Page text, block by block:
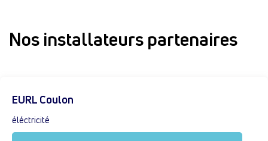
Nos installateurs partenaires
EURL Coulon
éléctricité